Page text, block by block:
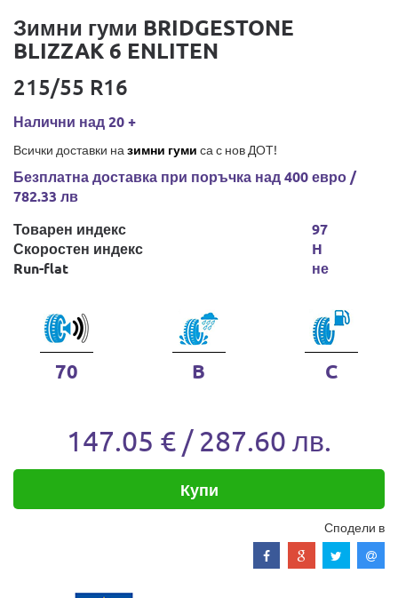
Зимни гуми BRIDGESTONE
BLIZZAK 6 ENLITEN
215/55 R16
Налични над 20 +
Всички доставки на зимни гуми са с нов ДОТ!
Безплатна доставка при поръчка над 400 евро /
782.33 лв
Товарен индекс
Скоростен индекс
Run-flat
97
H
не
70 B C
147.05 € / 287.60 лв.
Купи
Сподели в